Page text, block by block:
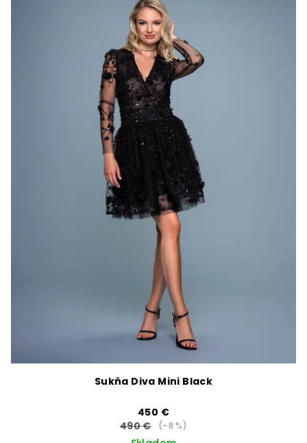
Sukňa Diva Mini Black
450 €
490 €
(–8 %)